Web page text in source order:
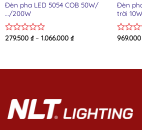
Đèn pha LED 5054 COB 50W/
…/200W
Rated
5
279.500 ₫– 1.066.000 ₫
Đèn
trời
Rated
5
969.000